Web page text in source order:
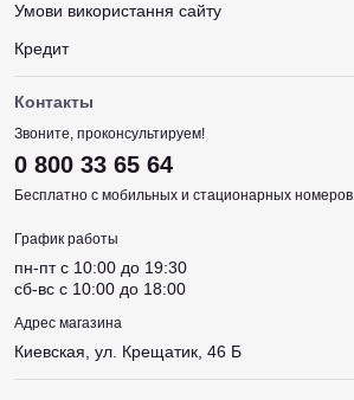
Умови використання сайту
Кредит
Контакты
Звоните, проконсультируем!
0 800 33 65 64
Бесплатно с мобильных и стационарных номеров
График работы
пн-пт c 10:00 до 19:30
сб-вс c 10:00 до 18:00
Адрес магазина
Киевская, ул. Крещатик, 46 Б